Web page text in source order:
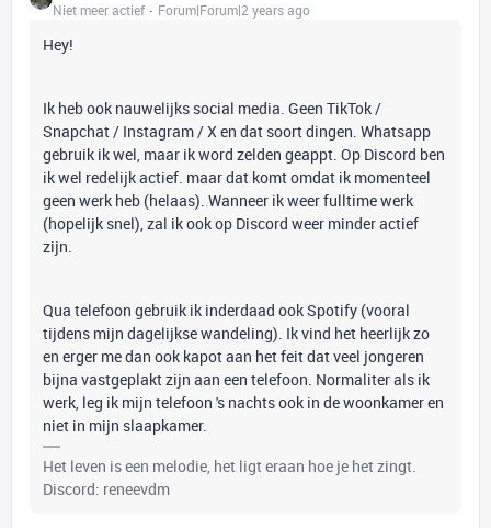
Niet meer actief Forum|Forum|2 years ago
Hey!
Ik heb ook nauwelijks social media. Geen TikTok /
Snapchat / Instagram / X en dat soort dingen. Whatsapp
gebruik ik wel, maar ik word zelden geappt. Op Discord ben
ik wel redelijk actief. maar dat komt omdat ik momenteel
geen werk heb (helaas). Wanneer ik weer fulltime werk
(hopelijk snel), zal ik ook op Discord weer minder actief
zijn.
Qua telefoon gebruik ik inderdaad ook Spotify (vooral
tijdens mijn dagelijkse wandeling). Ik vind het heerlijk zo
en erger me dan ook kapot aan het feit dat veel jongeren
bijna vastgeplakt zijn aan een telefoon. Normaliter als ik
werk, leg ik mijn telefoon 's nachts ook in de woonkamer en
niet in mijn slaapkamer.
Het leven is een melodie, het ligt eraan hoe je het zingt.
Discord: reneevdm